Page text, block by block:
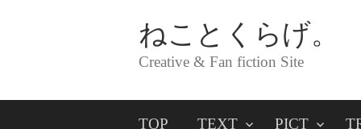
ン
ねことくらげ。
Creative & Fan fiction Site
TOP TEXT PICT